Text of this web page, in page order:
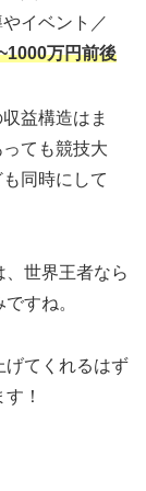
イベント／
万円前後
益構造はま
ても競技大
同時にして
世界王者なら
すね。
げてくれるはず
！